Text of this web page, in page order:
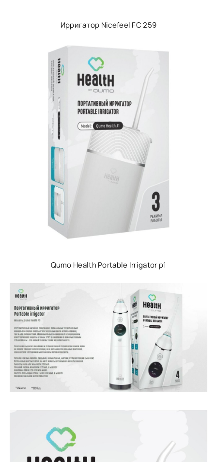
Ирригатор Nicefeel FC 259
Qumo Health Portable Irrigator p1